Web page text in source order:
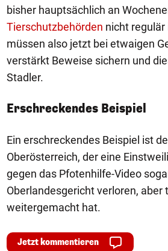
bisher hauptsächlich an
Tierschutzbehörden nicht regulär
müssen also jetzt bei etwaigen
verstärkt Beweise sichern und
Stadler.
Erschreckendes Beispiel
Ein erschreckendes Beispiel ist
Oberösterreich, der eine
gegen das Pfotenhilfe-Video
Oberlandesgericht verloren, aber
weitergemacht hat.
Jetzt kommentieren